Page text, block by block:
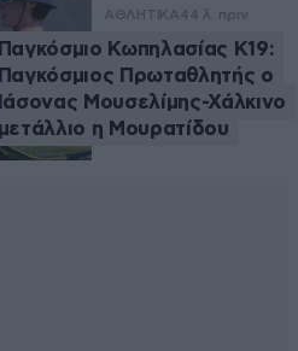
ΑΘΛΗΤΙΚΑ44 λ. πριν
Παγκόσμιο Κωπηλασίας Κ19:
Παγκόσμιος Πρωταθλητής ο
Ιάσονας Μουσελίμης-Χάλκινο
μετάλλιο η Μουρατίδου